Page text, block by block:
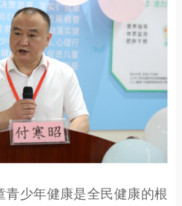
青少年健康是全民健康的根